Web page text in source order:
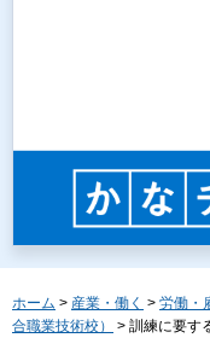
ホーム > 産業・働く > 労働・
合職業技術校）
> 訓練に要す